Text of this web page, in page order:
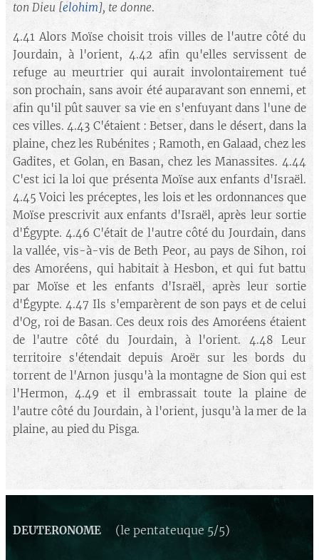
ton Dieu [elohim], te donne.
4.41 Alors Moïse choisit trois villes de l'autre côté du
Jourdain, à l'orient, 4.42 afin qu'elles servissent de
refuge au meurtrier qui aurait involontairement tué
son prochain, sans avoir été auparavant son ennemi, et
afin qu'il pût sauver sa vie en s'enfuyant dans l'une de
ces villes. 4.43 C'étaient : Betser, dans le désert, dans la
plaine, chez les Rubénites ; Ramoth, en Galaad, chez les
Gadites, et Golan, en Basan, chez les Manassites. 4.44
C'est ici la loi que présenta Moïse aux enfants d'Israël.
4.45 Voici les préceptes, les lois et les ordonnances que
Moïse prescrivit aux enfants d'Israël, après leur sortie
d'Égypte. 4.46 C'était de l'autre côté du Jourdain, dans
la vallée, vis-à-vis de Beth Peor, au pays de Sihon, roi
des Amoréens, qui habitait à Hesbon, et qui fut battu
par Moïse et les enfants d'Israël, après leur sortie
d'Égypte. 4.47 Ils s'emparèrent de son pays et de celui
d'Og, roi de Basan. Ces deux rois des Amoréens étaient
de l'autre côté du Jourdain, à l'orient. 4.48 Leur
territoire s'étendait depuis Aroër sur les bords du
torrent de l'Arnon jusqu'à la montagne de Sion qui est
l'Hermon, 4.49 et il embrassait toute la plaine de
l'autre côté du Jourdain, à l'orient, jusqu'à la mer de la
plaine, au pied du Pisga.
DEUTERONOME (le pentateuque 5/5)